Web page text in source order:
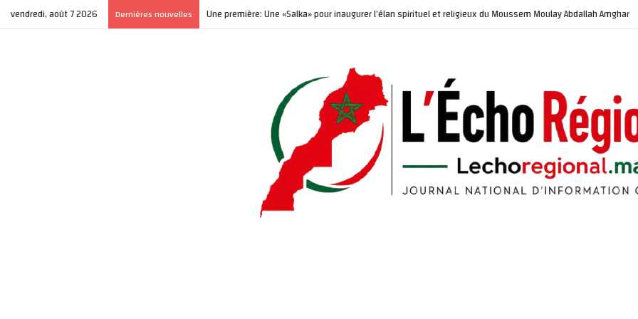
vendredi, août 7 2026 Dernières nouvelles Une première: Une «Salka» pour inaugurer l’élan spirituel et religieux du Moussem Moulay Abdallah Amghar